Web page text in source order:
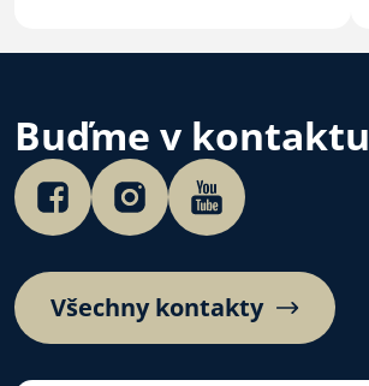
Buďme v kontaktu
Všechny kontakty